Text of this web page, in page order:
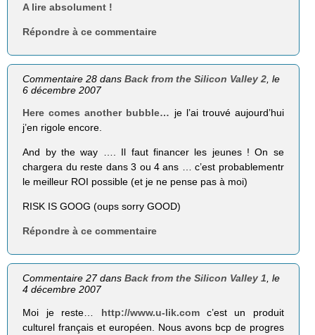
A lire absolument !
Répondre à ce commentaire
Commentaire 28 dansBack from the Silicon Valley 2 , le
6 décembre 2007
Here comes another bubble… je l’ai trouvé aujourd’hui
j’en rigole encore.
And by the way …. Il faut financer les jeunes ! On se
chargera du reste dans 3 ou 4 ans … c’est probablementr
le meilleur ROI possible (et je ne pense pas à moi)
RISK IS GOOG (oups sorry GOOD)
Répondre à ce commentaire
Commentaire 27 dansBack from the Silicon Valley 1, le
4 décembre 2007
Moi je reste… http://www.u-lik.comc’est un produit
culturel français et européen. Nous avons bcp de progres